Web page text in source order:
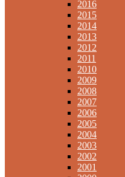
2016
2015
2014
2013
2012
2011
2010
2009
2008
2007
2006
2005
2004
2003
2002
2001